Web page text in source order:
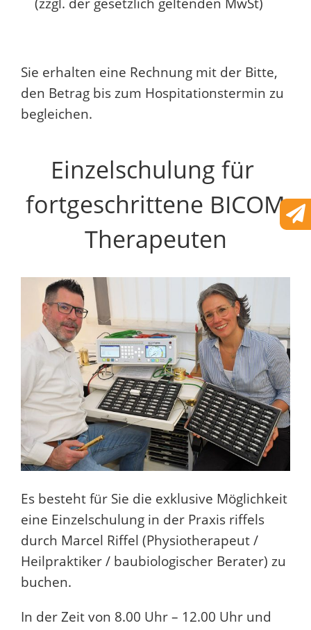
Sie erhalten eine Rechnung mit der Bitte,
den Betrag bis zum Hospitationstermin zu
begleichen.
Einzelschulung für
fortgeschrittene BICOM
Therapeuten
Es besteht für Sie die exklusive Möglichkeit
eine Einzelschulung in der Praxis riffels
durch Marcel Riffel (Physiotherapeut /
Heilpraktiker / baubiologischer Berater) zu
buchen.
In der Zeit von 8.00 Uhr – 12.00 Uhr und